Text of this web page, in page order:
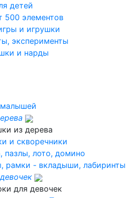
детей
500 элементов
и игрушки
эксперименты
и нарды
из дерева
и скворечники
пазлы, лото, домино
рамки - вкладыши, лабиринты
для девочек